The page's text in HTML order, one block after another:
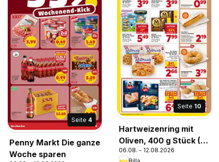
Seite 4
Penny Markt Die ganze
Woche sparen
Seite 10
Hartweizenring mit
Oliven, 400 g Stück (1
kg 9.48)
06.08. - 12.08.2026